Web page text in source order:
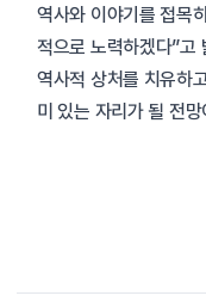
역사와 이야기를 접목
적으로 노력하겠다”고
역사적 상처를 치유하
미 있는 자리가 될 전망